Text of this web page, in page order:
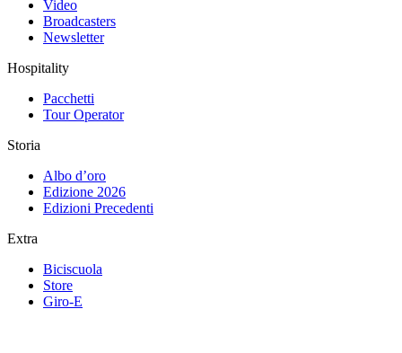
Video
Broadcasters
Newsletter
Hospitality
Pacchetti
Tour Operator
Storia
Albo d’oro
Edizione 2026
Edizioni Precedenti
Extra
Biciscuola
Store
Giro-E